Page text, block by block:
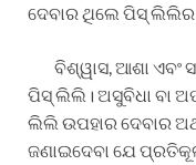
ଦେବାର ଥିଲେ ପିସ୍ ଲିଲିର
ବିଶ୍ୱାସ, ଆଶା ଏବଂ
ପିସ୍ ଲିଲି। ଅସୁବିଧା ବା
ଲିଲି ଉପହାର ଦେବାର
ଜଣାଇଦେବା ଯେ